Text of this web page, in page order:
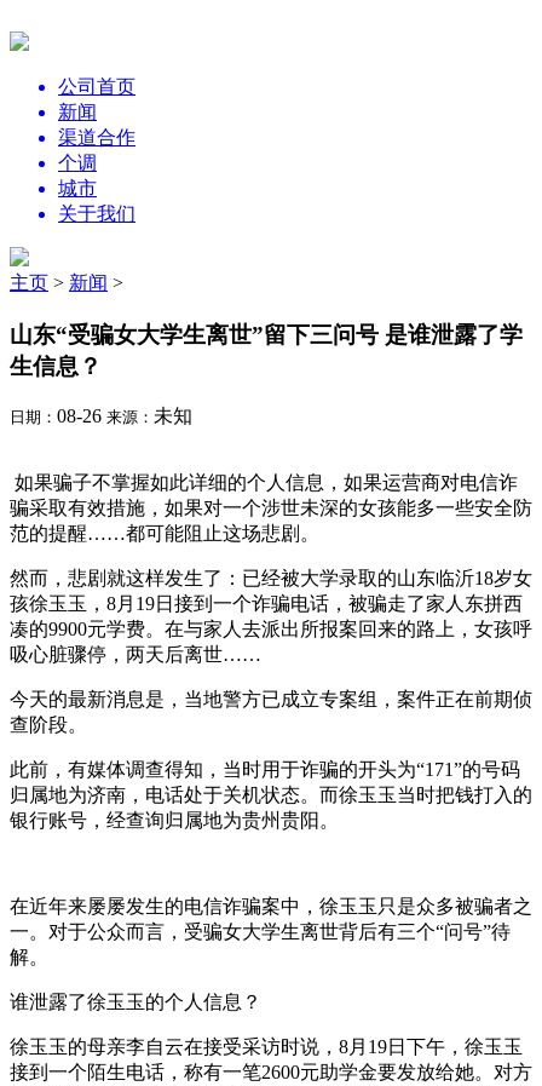
公司首页
新闻
渠道合作
个调
城市
关于我们
主页 > 新闻 >
山东“受骗女大学生离世”留下三问号 是谁泄露了学
生信息？
日期： 08-26 来源： 未知
如果骗子不掌握如此详细的个人信息，如果运营商对电信诈
骗采取有效措施，如果对一个涉世未深的女孩能多一些安全防
范的提醒……都可能阻止这场悲剧。
然而，悲剧就这样发生了：已经被大学录取的山东临沂18岁女
孩徐玉玉，8月19日接到一个诈骗电话，被骗走了家人东拼西
凑的9900元学费。在与家人去派出所报案回来的路上，女孩呼
吸心脏骤停，两天后离世……
今天的最新消息是，当地警方已成立专案组，案件正在前期侦
查阶段。
此前，有媒体调查得知，当时用于诈骗的开头为“171”的号码
归属地为济南，电话处于关机状态。而徐玉玉当时把钱打入的
银行账号，经查询归属地为贵州贵阳。
在近年来屡屡发生的电信诈骗案中，徐玉玉只是众多被骗者之
一。对于公众而言，受骗女大学生离世背后有三个“问号”待
解。
谁泄露了徐玉玉的个人信息？
徐玉玉的母亲李自云在接受采访时说，8月19日下午，徐玉玉
接到一个陌生电话，称有一笔2600元助学金要发放给她。对方